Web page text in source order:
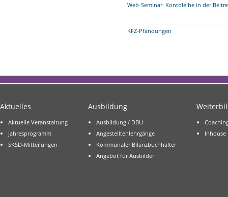
Web-Seminar: Kontoleihe in der
KFZ-Pfändungen
Aktuelles
Aktuelle Veranstaltung
Jahresprogramm
SKSD-Mitteilungen
Ausbildung
Ausbildung / DBU
Angestelltenlehrgänge
Kommunaler Bilanzbuchhalter
Angebot für Ausbilder
Inhouse